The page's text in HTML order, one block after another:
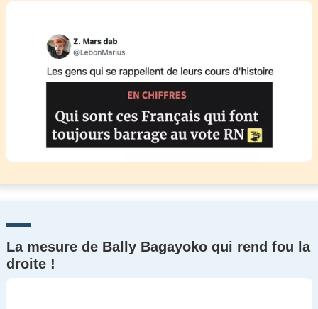
La mesure de Bally Bagayoko qui rend fou la
droite !